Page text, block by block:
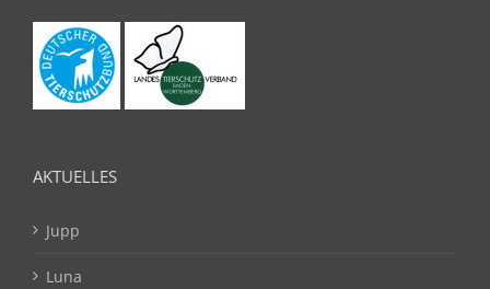
AKTUELLES
Jupp
Luna